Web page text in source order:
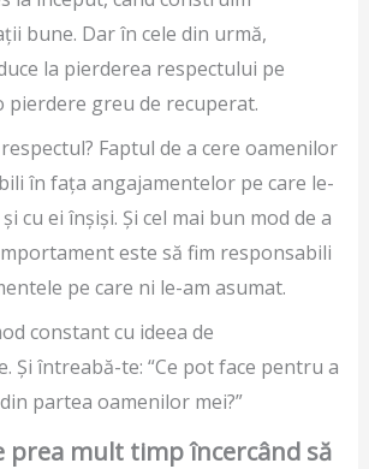
bune. Dar în cele din urmă,
la pierderea respectului pe
pierdere greu de recuperat.
Faptul de a cere oamenilor
în fața angajamentelor pe care le-
cu ei înșiși. Și cel mai bun mod de a
este să fim responsabili
pe care ni le-am asumat.
constant cu ideea de
Și întreabă-te: “Ce pot face pentru a
partea oamenilor mei?”
prea mult timp încercând să